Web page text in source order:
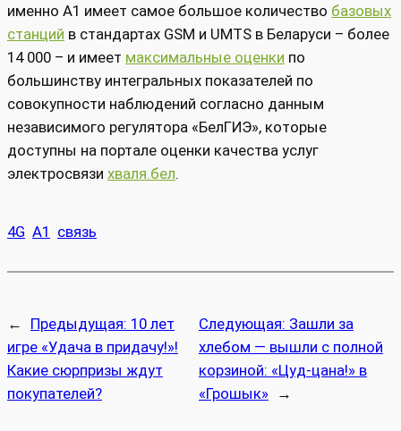
именно А1 имеет самое большое количество базовых
станций в стандартах GSM и UMTS в Беларуси – более
14 000 – и имеет максимальные оценки по
большинству интегральных показателей по
совокупности наблюдений согласно данным
независимого регулятора «БелГИЭ», которые
доступны на портале оценки качества услуг
электросвязи хваля.бел.
4G А1 связь
← Предыдущая: 10 лет
игре «Удача в придачу!»!
Какие сюрпризы ждут
покупателей?
Следующая: Зашли за
хлебом — вышли с полной
корзиной: «Цуд-цана!» в
«Грошык»
→